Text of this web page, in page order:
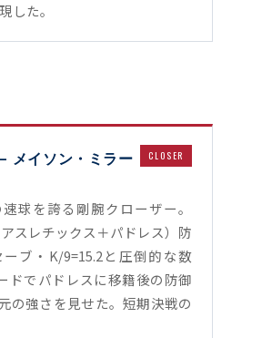
した。
メイソン・ミラー CLOSER
球を誇る剛腕クローザー。
スレチックス＋パドレス）防
ブ・K/9=15.2と圧倒的な数
ドでパドレスに移籍後の防御
の強さを見せた。短期決戦の